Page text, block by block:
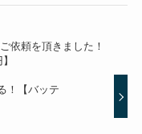
依頼を頂きました！
！【バッテ